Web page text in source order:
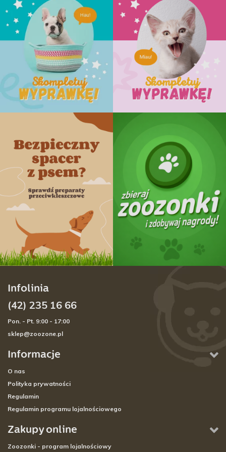
Informacje
O nas
Polityka prywatności
Regulamin
Regulamin programu lojalnościowego
Zakupy online
Zoozonki - program lojalnościowy
Infolinia
(42) 235 16 66
Pon. - Pt. 9:00 - 17:00
sklep@zoozone.pl